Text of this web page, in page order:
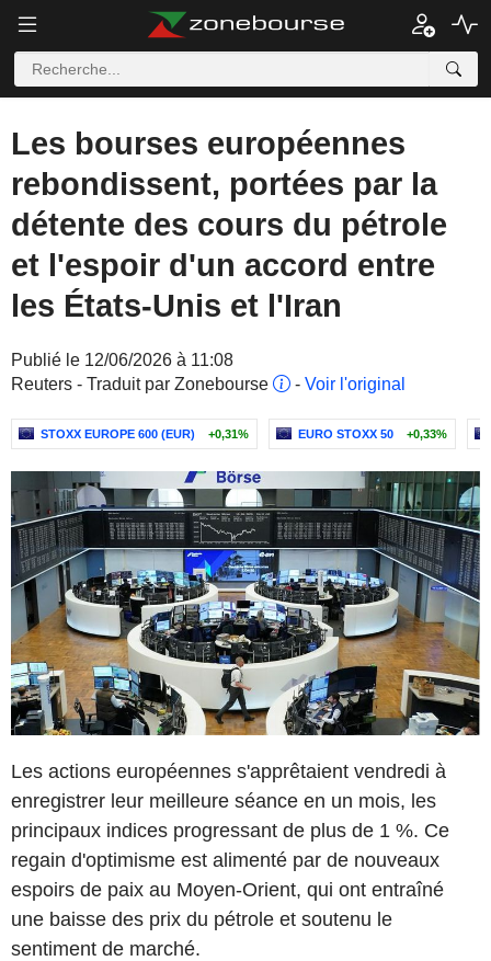
Les bourses européennes
rebondissent, portées par la
détente des cours du pétrole
et l'espoir d'un accord entre
les États-Unis et l'Iran
Publié le 12/06/2026 à 11:08
Reuters - Traduit par Zonebourse
- Voir l'original
STOXX EUROPE 600 (EUR) +0,31% EURO STOXX 50 +0,33%
Les actions européennes s'apprêtaient vendredi à
enregistrer leur meilleure séance en un mois, les
principaux indices progressant de plus de 1 %. Ce
regain d'optimisme est alimenté par de nouveaux
espoirs de paix au Moyen-Orient, qui ont entraîné
une baisse des prix du pétrole et soutenu le
sentiment de marché.